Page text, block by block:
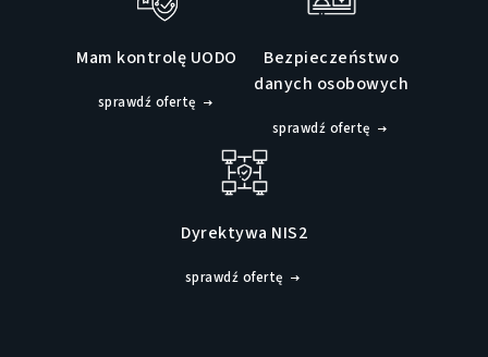
Mam kontrolę UODO
sprawdź ofertę
Bezpieczeństwo
danych osobowych
sprawdź ofertę
Dyrektywa NIS2
sprawdź ofertę